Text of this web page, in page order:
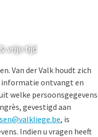
vrije tijd
Van der Valk houdt zich
informatie ontvangt en
welke persoonsgegevens
gevestigd aan
, is
Indien u vragen heeft